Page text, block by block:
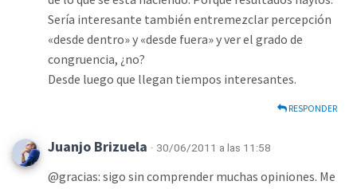
Sería interesante también entremezclar percepción
«desde dentro» y «desde fuera» y ver el grado de
congruencia, ¿no?
Desde luego que llegan tiempos interesantes.
RESPONDER
Juanjo Brizuela · 30/06/2011 a las 11:58
@gracias: sigo sin comprender muchas opiniones. Me